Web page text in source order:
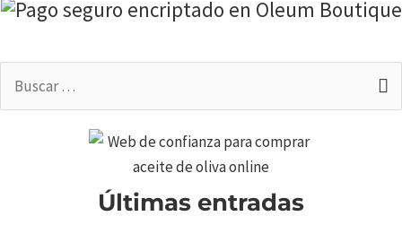
Últimas entradas